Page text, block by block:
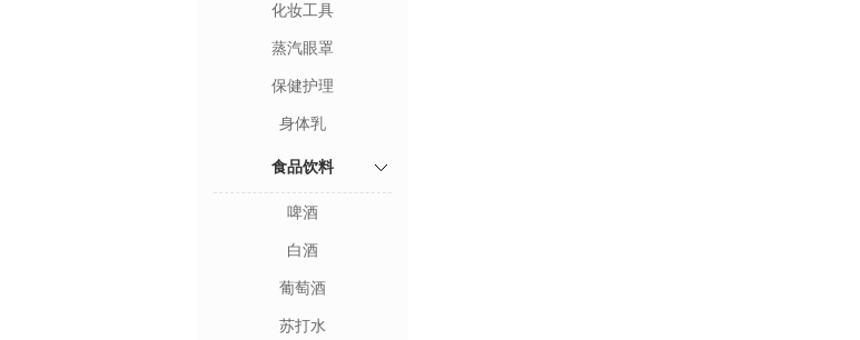
化妆工具
蒸汽眼罩
保健护理
身体乳
食品饮料
啤酒
白酒
葡萄酒
苏打水